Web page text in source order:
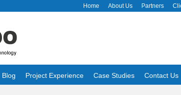
Home About Us Partners
Blog Project Experience Case Studies Contact Us